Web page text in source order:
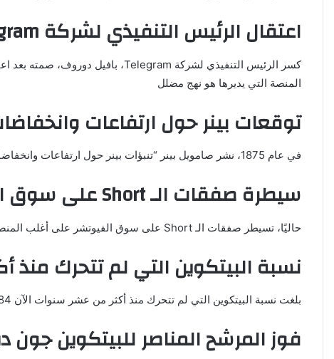
اعتقال الرئيس التنفيذي لشركة Telegram
المنصة التي يديرها هو نهج مضلل
توقعات بينر حول ارتفاعات
في عام 1875، نشر صامويل بينر “تنبؤات بينر حول ارتفاعات وانخفاضات الأسواق”، والتي أظهرت دقة مذهلة على مدار 150 عامًا. يتوقع البعض أن تكون بداية عام 2026 قمة جديدة للبيتكوين
سيطرة صفقات الـ Short على سوق الفيوتشر
حاليًا، تسيطر صفقات الـ Short على سوق الفيوتشر على أغلب المنصات، مما يعكس توقعات المستثمرين بانخفاض الأسعار في المستقبل القريب
نسبة البيتكوين التي لم تتحرك
بلغت نسبة البيتكوين التي لم تتحرك منذ أكثر من عشر سنوات الآن 16.84%، مما يعكس ثقة بعض المستثمرين في الاحتفاظ بالعملة على المدى الطويل
فوز المرشح المناصر للبيتكوين جون